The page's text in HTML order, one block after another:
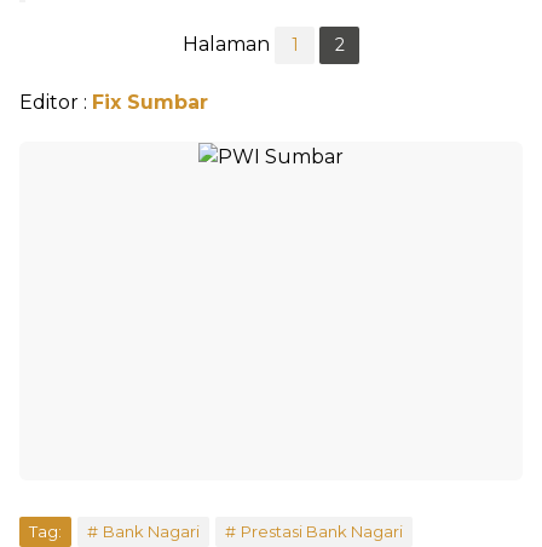
Halaman 1 2
Editor : Fix Sumbar
Tag: Bank Nagari Prestasi Bank Nagari